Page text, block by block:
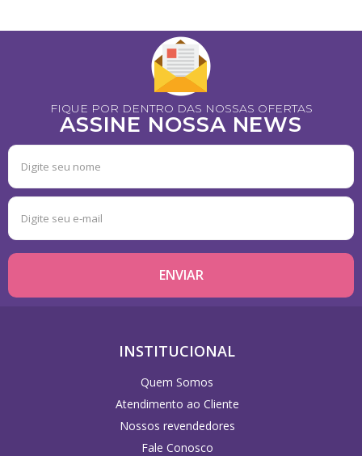
FIQUE POR DENTRO DAS NOSSAS OFERTAS
ASSINE NOSSA NEWS
INSTITUCIONAL
Quem Somos
Atendimento ao Cliente
Nossos revendedores
Fale Conosco